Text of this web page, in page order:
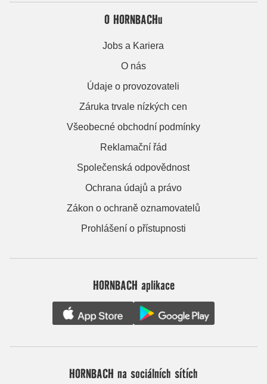
O HORNBACHu
Jobs a Kariera
O nás
Údaje o provozovateli
Záruka trvale nízkých cen
Všeobecné obchodní podmínky
Reklamační řád
Společenská odpovědnost
Ochrana údajů a právo
Zákon o ochraně oznamovatelů
Prohlášení o přístupnosti
HORNBACH aplikace
HORNBACH na sociálních sítích